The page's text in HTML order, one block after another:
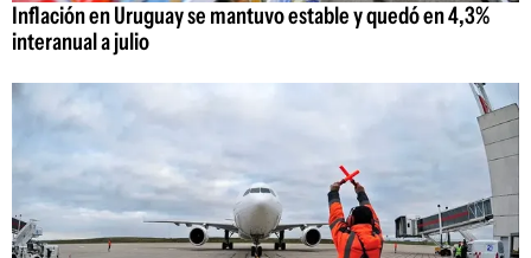
Inflación en Uruguay se mantuvo estable y quedó en 4,3%
interanual a julio